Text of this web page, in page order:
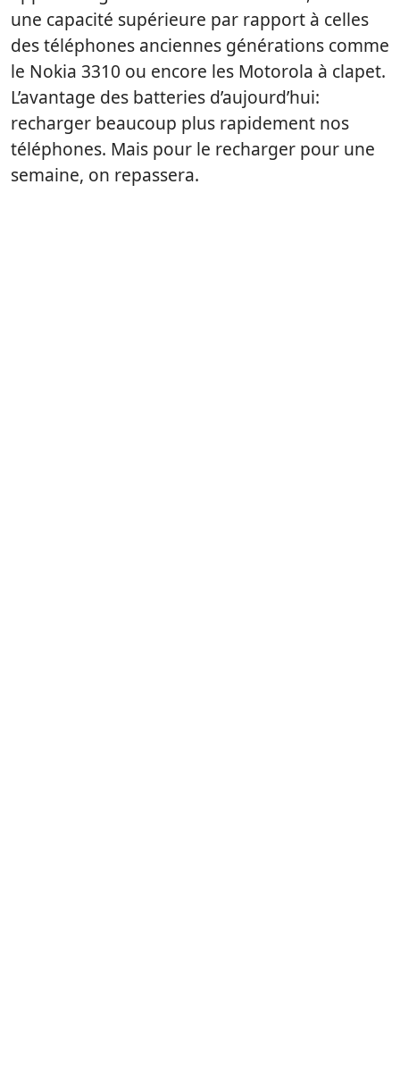
une capacité supérieure par rapport à celles
des téléphones anciennes générations comme
le Nokia 3310 ou encore les Motorola à clapet.
L’avantage des batteries d’aujourd’hui:
recharger beaucoup plus rapidement nos
téléphones. Mais pour le recharger pour une
semaine, on repassera.